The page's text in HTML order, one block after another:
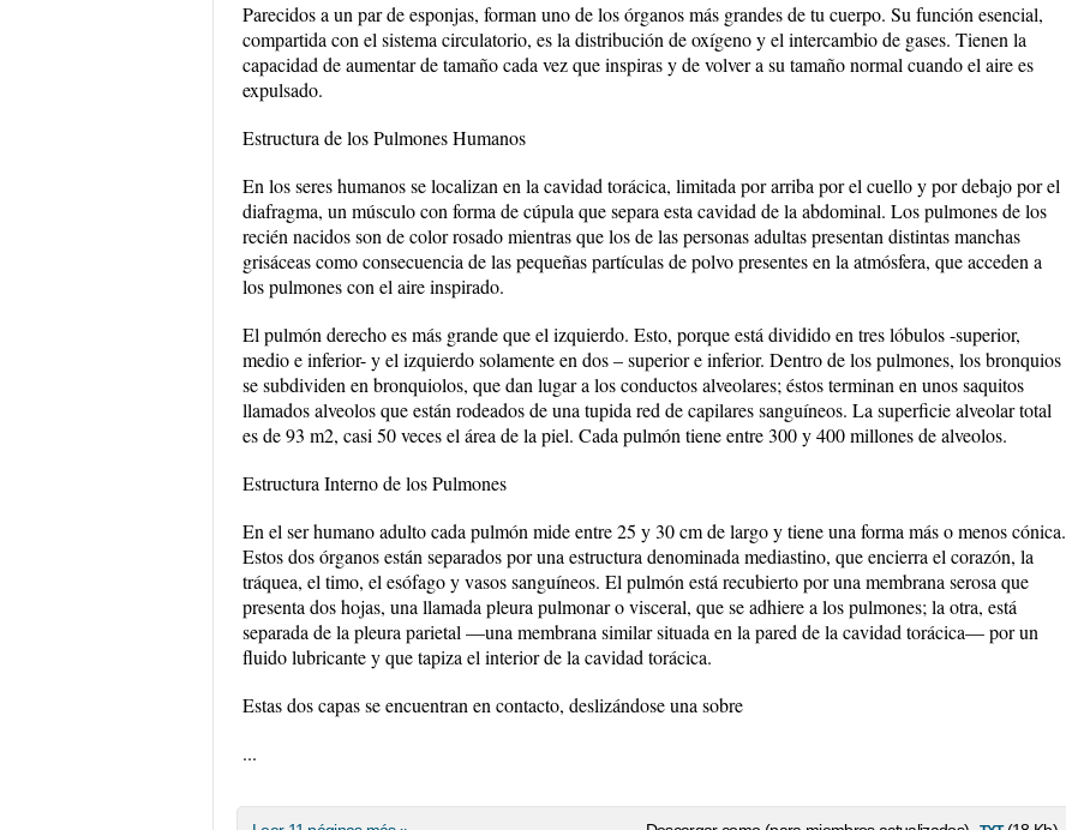
Parecidos a un par de esponjas, forman uno de los órganos más grandes de tu cuerpo. Su función esencial,
compartida con el sistema circulatorio, es la distribución de oxígeno y el intercambio de gases. Tienen la
capacidad de aumentar de tamaño cada vez que inspiras y de volver a su tamaño normal cuando el aire es
expulsado.
Estructura de los Pulmones Humanos
En los seres humanos se localizan en la cavidad torácica, limitada por arriba por el cuello y por debajo por el
diafragma, un músculo con forma de cúpula que separa esta cavidad de la abdominal. Los pulmones de los
recién nacidos son de color rosado mientras que los de las personas adultas presentan distintas manchas
grisáceas como consecuencia de las pequeñas partículas de polvo presentes en la atmósfera, que acceden a
los pulmones con el aire inspirado.
El pulmón derecho es más grande que el izquierdo. Esto, porque está dividido en tres lóbulos -superior,
medio e inferior- y el izquierdo solamente en dos – superior e inferior. Dentro de los pulmones, los bronquios
se subdividen en bronquiolos, que dan lugar a los conductos alveolares; éstos terminan en unos saquitos
llamados alveolos que están rodeados de una tupida red de capilares sanguíneos. La superficie alveolar total
es de 93 m2, casi 50 veces el área de la piel. Cada pulmón tiene entre 300 y 400 millones de alveolos.
Estructura Interno de los Pulmones
En el ser humano adulto cada pulmón mide entre 25 y 30 cm de largo y tiene una forma más o menos cónica.
Estos dos órganos están separados por una estructura denominada mediastino, que encierra el corazón, la
tráquea, el timo, el esófago y vasos sanguíneos. El pulmón está recubierto por una membrana serosa que
presenta dos hojas, una llamada pleura pulmonar o visceral, que se adhiere a los pulmones; la otra, está
separada de la pleura parietal —una membrana similar situada en la pared de la cavidad torácica— por un
fluido lubricante y que tapiza el interior de la cavidad torácica.
Estas dos capas se encuentran en contacto, deslizándose una sobre
...